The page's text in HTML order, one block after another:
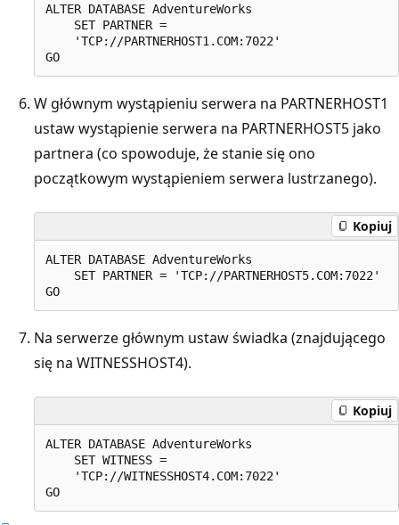
ALTER DATABASE AdventureWorks
    SET PARTNER =
    'TCP://PARTNERHOST1.COM:7022'
W głównym wystąpieniu serwera na PARTNERHOST1
ustaw wystąpienie serwera na PARTNERHOST5 jako
partnera (co spowoduje, że stanie się ono
początkowym wystąpieniem serwera lustrzanego).
Kopiuj
ALTER DATABASE AdventureWorks
    SET PARTNER = 'TCP://PARTNERHOST5.COM:7022'
Na serwerze głównym ustaw świadka (znajdującego
się na WITNESSHOST4).
Kopiuj
ALTER DATABASE AdventureWorks
    SET WITNESS =
    'TCP://WITNESSHOST4.COM:7022'